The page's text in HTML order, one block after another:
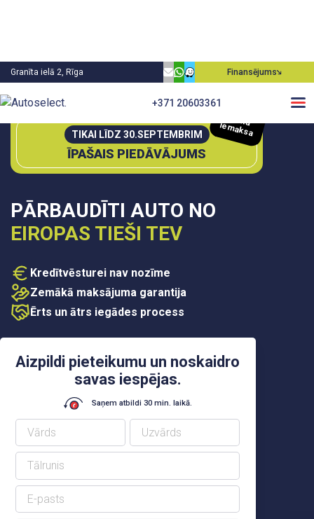
Granīta ielā 2, Rīga Finansējums
+371 20603361
Aizpildi pieteikumu un noskaidro
savas iespējas.
Saņem atbildi 30 min. laikā.
TIKAI LĪDZ 30.SEPTEMBRIM
ĪPAŠAIS PIEDĀVĀJUMS
P
irm
ā
ie
m
aksa
PĀRBAUDĪTI AUTO NO
EIROPAS TIEŠI TEV
Kredītvēsturei nav nozīme
Zemākā maksājuma garantija
Ērts un ātrs iegādes process